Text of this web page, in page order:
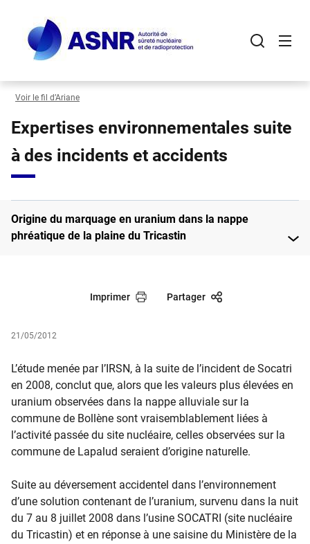
contenu
principal
Voir le fil d’Ariane
Expertises environnementales suite
à des incidents et accidents
Origine du marquage en uranium dans la nappe
phréatique de la plaine du Tricastin
Imprimer Partager
21/05/2012
L’étude menée par l’IRSN, à la suite de l’incident de Socatri
en 2008, conclut que, alors que les valeurs plus élevées en
uranium observées dans la nappe alluviale sur la
commune de Bollène sont vraisemblablement liées à
l’activité passée du site nucléaire, celles observées sur la
commune de Lapalud seraient d’origine naturelle.
Suite au déversement accidentel dans l’environnement
d’une solution contenant de l’uranium, survenu dans la nuit
du 7 au 8 juillet 2008 dans l’usine SOCATRI (site nucléaire
du Tricastin) et en réponse à une saisine du Ministère de la